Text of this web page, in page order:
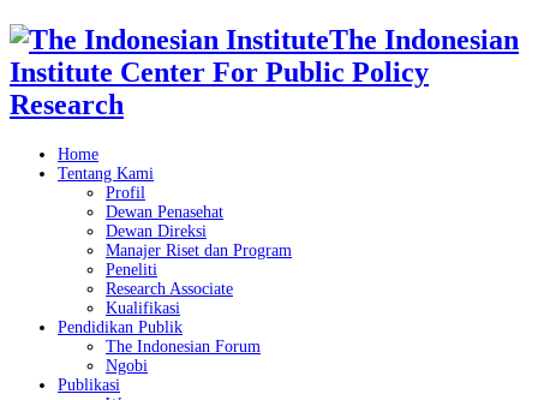
The Indonesian
Institute Center For Public Policy
Research
Home
Tentang Kami
Profil
Dewan Penasehat
Dewan Direksi
Manajer Riset dan Program
Peneliti
Research Associate
Kualifikasi
Pendidikan Publik
The Indonesian Forum
Ngobi
Publikasi